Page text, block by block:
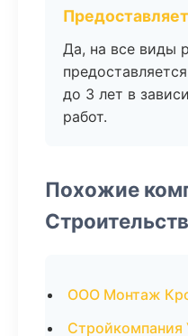
Да, на все виды
до 3 лет в
работ.
Похожие
ООО Монтаж